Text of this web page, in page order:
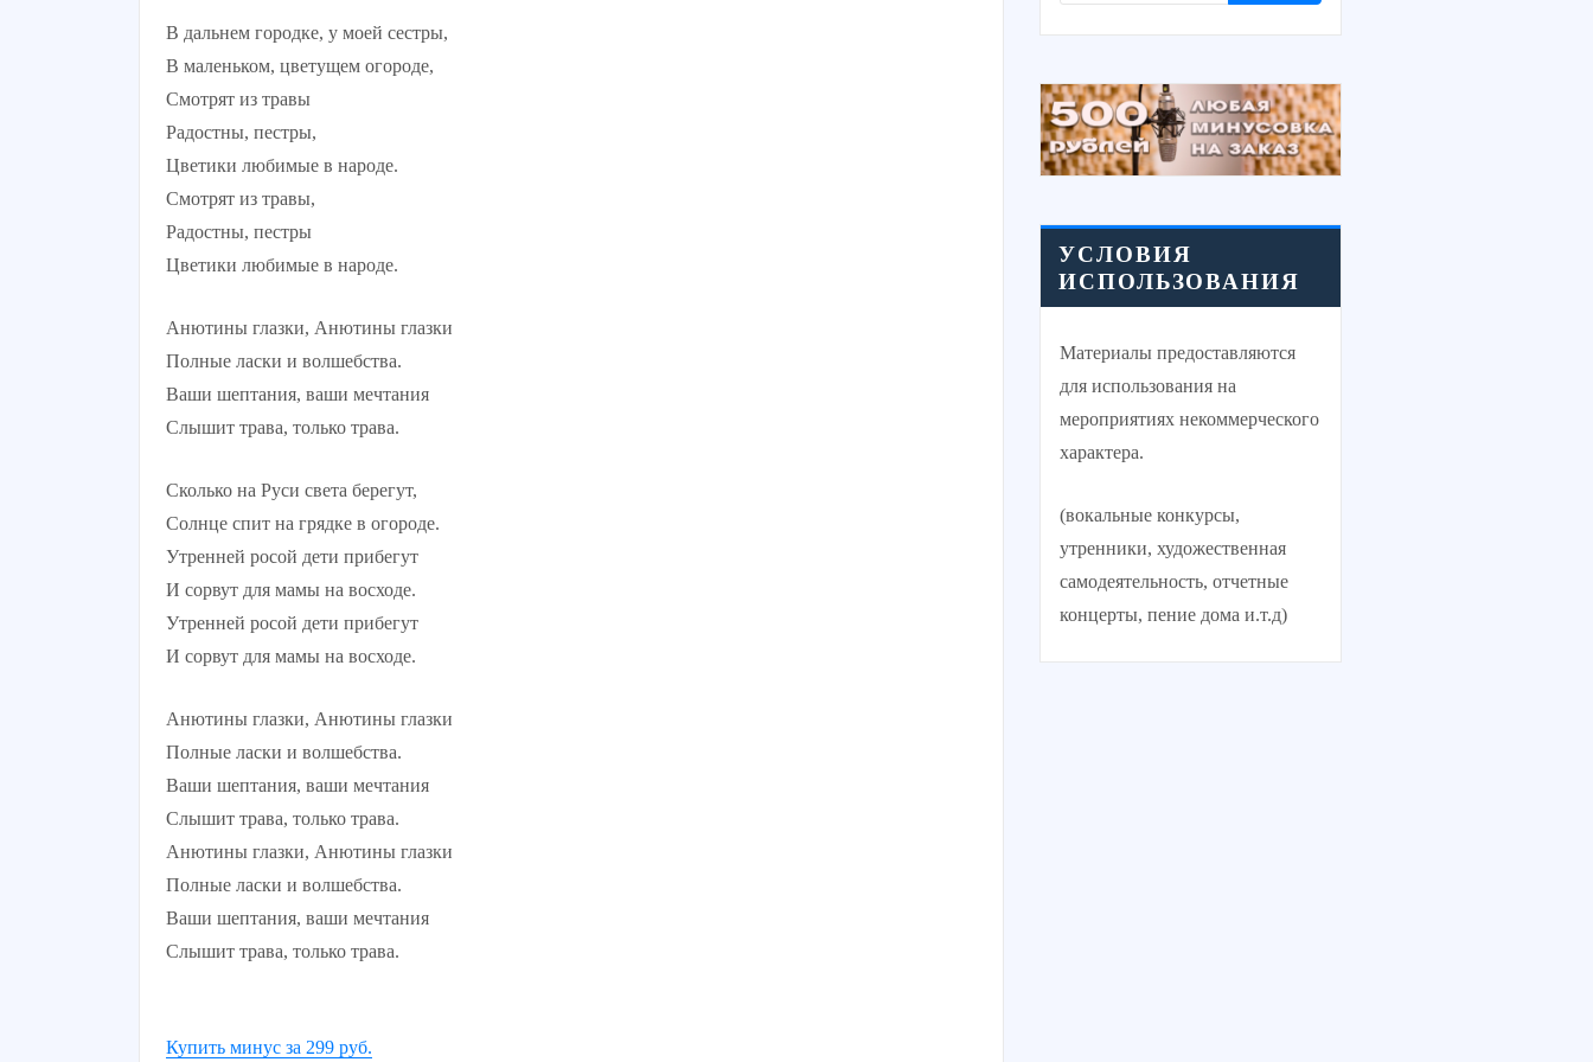
В дальнем городке, у моей сестры,
В маленьком, цветущем огороде,
Смотрят из травы
Радостны, пестры,
Цветики любимые в народе.
Смотрят из травы,
Радостны, пестры
Цветики любимые в народе.
Анютины глазки, Анютины глазки
Полные ласки и волшебства.
Ваши шептания, ваши мечтания
Слышит трава, только трава.
Сколько на Руси света берегут,
Солнце спит на грядке в огороде.
Утренней росой дети прибегут
И сорвут для мамы на восходе.
Утренней росой дети прибегут
И сорвут для мамы на восходе.
Анютины глазки, Анютины глазки
Полные ласки и волшебства.
Ваши шептания, ваши мечтания
Слышит трава, только трава.
Анютины глазки, Анютины глазки
Полные ласки и волшебства.
Ваши шептания, ваши мечтания
Слышит трава, только трава.
Купить минус за 299 руб.
УСЛОВИЯ
ИСПОЛЬЗОВАНИЯ
Материалы предоставляются
для использования на
мероприятиях некоммерческого
характера.
(вокальные конкурсы,
утренники, художественная
самодеятельность, отчетные
концерты, пение дома и.т.д)